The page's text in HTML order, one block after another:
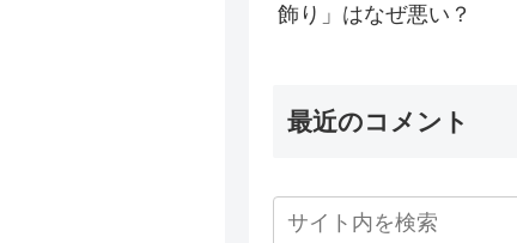
飾り」はなぜ悪い？
最近のコメント